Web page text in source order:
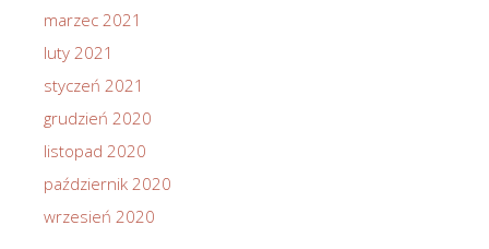
marzec 2021
luty 2021
styczeń 2021
grudzień 2020
listopad 2020
październik 2020
wrzesień 2020